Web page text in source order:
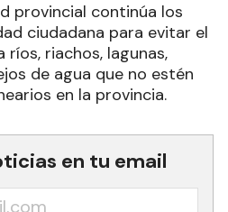
provincial continúa los
ciudadana para evitar el
riachos, lagunas,
de agua que no estén
en la provincia.
en tu email